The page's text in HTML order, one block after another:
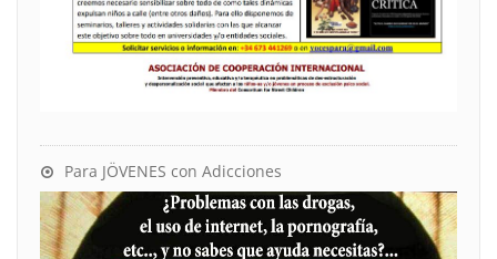
Para JÖVENES con Adicciones